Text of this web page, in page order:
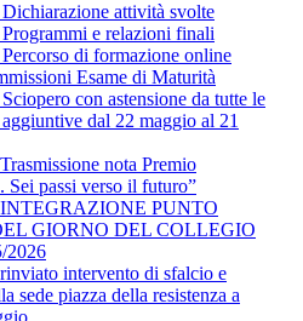
attività svolte
e relazioni finali
di formazione online
Esame di Maturità
con astensione da tutte le
dal 22 maggio al 21
nota Premio
passi verso il futuro”
INTEGRAZIONE PUNTO
GIORNO DEL COLLEGIO
2026
intervento di sfalcio e
sede piazza della resistenza a